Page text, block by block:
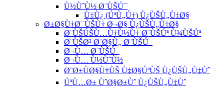
Ù½ÙˆÙ½ Ø¨ÙŠÚ¯
Ù‡Ù¿ (ÚªÙ„Ú†) Ù¿ÙŠÙ„Ù‡Ø§
Ø±Ø§Ù†Ø¯ÙŠÙ† Ø¬Ø§ Ù¿ÙŠÙ„Ù‡Ø§
Ø¨ÙŠÚŠÙ…Ù†Ù½Ù† Ø¨ÙŠÚª Ù¾ÙŠÚª
Ø¨ÙŠØ³ Ø¨Ø§Ù„ Ø¨ÙŠÚ¯
Ø¬Ù… Ø¨ÙŠÚ¯
Ø¬Ù… Ù½ÙˆÙ½
Ø¨Ø±ÙØ§Ù†ÙŠ Ù‡Ø§ÚªÙŠ Ù¿ÙŠÙ„Ù‡Ùˆ
ÚªÙ…Ø± ÙˆØ§Ø±Ùˆ Ù¿ÙŠÙ„Ù‡Ùˆ